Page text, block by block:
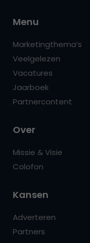
Menu
Marketingthema’s
Veelgelezen
Vacatures
Jaarboek
Partnercontent
Over
Missie & Visie
Colofon
Kansen
Adverteren
Partners